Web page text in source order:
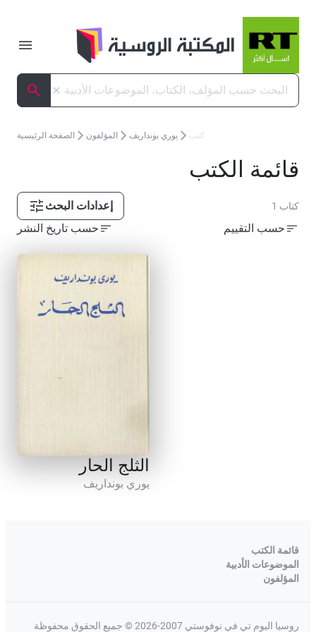
البحث
إلغاء البحث
تبديل
الصفحة الرئيسية المؤلفون يوري بونداريف كتب
قائمة الكتب
إعدادات البحث 1 كتاب
حسب تاريخ النشر حسب التقييم
قائمة الكتب
الثلج الحار
يوري بونداريف
قائمة الكتب
الموضوعات الأدبية
المؤلفون
روسيا اليوم تي في نوفوستي 2007-2026 © جميع الحقوق محفوظة